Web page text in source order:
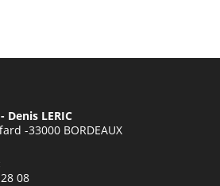
Denis LERIC
-33000 BORDEAUX
08